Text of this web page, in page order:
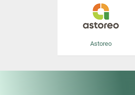
Astoreo